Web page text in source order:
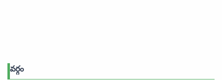
వర్గం